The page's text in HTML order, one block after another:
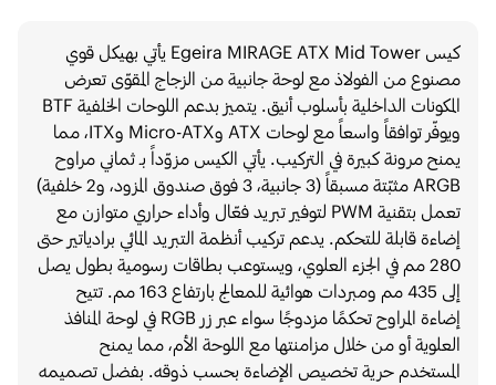
كيس Egeira MIRAGE ATX Mid Tower يأتي بهيكل قوي
مصنوع من الفولاذ مع لوحة جانبية من الزجاج المقوّى تعرض
المكونات الداخلية بأسلوب أنيق. يتميز بدعم اللوحات الخلفية BTF
ويوفّر توافقاً واسعاً مع لوحات ATX وMicro-ATX وITX، مما
يمنح مرونة كبيرة في التركيب. يأتي الكيس مزوّداً بـ ثماني مراوح
ARGB مثبّتة مسبقاً (3 جانبية، 3 فوق صندوق المزود، و2 خلفية)
تعمل بتقنية PWM لتوفير تبريد فعّال وأداء حراري متوازن مع
إضاءة قابلة للتحكم. يدعم تركيب أنظمة التبريد المائي برادياتير حتى
280 مم في الجزء العلوي، ويستوعب بطاقات رسومية بطول يصل
إلى 435 مم ومبردات هوائية للمعالج بارتفاع 163 مم. تتيح
إضاءة المراوح تحكمًا مزدوجًا سواء عبر زر RGB في لوحة المنافذ
العلوية أو من خلال مزامنتها مع اللوحة الأم، مما يمنح
المستخدم حرية تخصيص الإضاءة بحسب ذوقه. بفضل تصميمه